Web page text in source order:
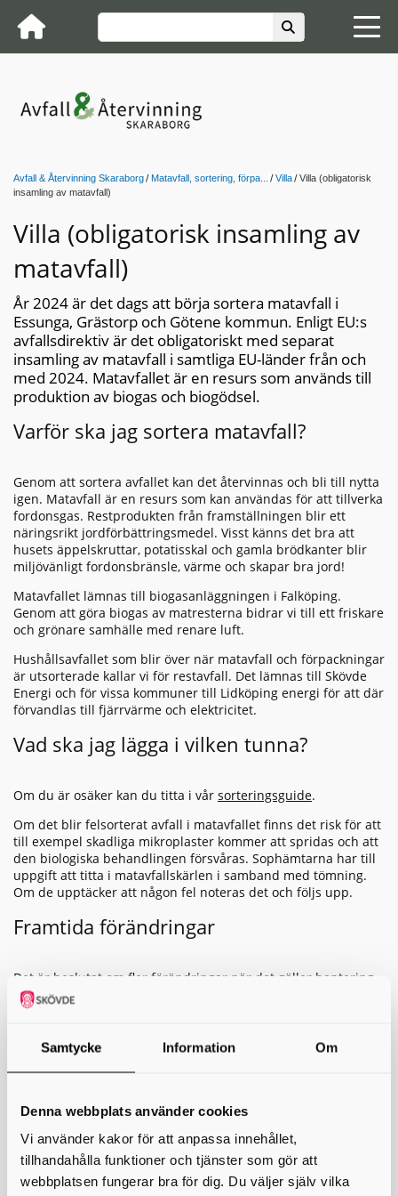
Samtycke Information Om
Denna webbplats använder cookies
Vi använder kakor för att anpassa innehållet,
tillhandahålla funktioner och tjänster som gör att
webbplatsen fungerar bra för dig. Du väljer själv vilka
Avfall & Återvinning Skaraborg Matavfall, sortering, förpa... Villa
Villa (obligatorisk
insamling av matavfall)
Villa (obligatorisk insamling av
matavfall)
År 2024 är det dags att börja sortera matavfall i
Essunga, Grästorp och Götene kommun. Enligt EU:s
avfallsdirektiv är det obligatoriskt med separat
insamling av matavfall i samtliga EU-länder från och
med 2024. Matavfallet är en resurs som används till
produktion av biogas och biogödsel.
Varför ska jag sortera matavfall?
Genom att sortera avfallet kan det återvinnas och bli till nytta
igen. Matavfall är en resurs som kan användas för att tillverka
fordonsgas. Restprodukten från framställningen blir ett
näringsrikt jordförbättringsmedel. Visst känns det bra att
husets äppelskruttar, potatisskal och gamla brödkanter blir
miljövänligt fordonsbränsle, värme och skapar bra jord!
Matavfallet lämnas till biogasanläggningen i Falköping.
Genom att göra biogas av matresterna bidrar vi till ett friskare
och grönare samhälle med renare luft.
Hushållsavfallet som blir över när matavfall och förpackningar
är utsorterade kallar vi för restavfall. Det lämnas till Skövde
Energi och för vissa kommuner till Lidköping energi för att där
förvandlas till fjärrvärme och elektricitet.
Vad ska jag lägga i vilken tunna?
Om du är osäker kan du titta i vår sorteringsguide.
Om det blir felsorterat avfall i matavfallet finns det risk för att
till exempel skadliga mikroplaster kommer att spridas och att
den biologiska behandlingen försvåras. Sophämtarna har till
uppgift att titta i matavfallskärlen i samband med tömning.
Om de upptäcker att någon fel noteras det och följs upp.
Framtida förändringar
Det är beslutat om fler förändringar när det gäller hantering
av avfall hos privatpersoner. Idag ska alla sortera ut och
lämna sina förpackningar på återvinningsstationer. För att
plast och kartong, samlas in fastighetsnära senast år 2027.
att hålla isär förpackningar och matavfall så att materialen
Vill du veta mer?
Se gärnapresentationen om matavfallsinsamling.